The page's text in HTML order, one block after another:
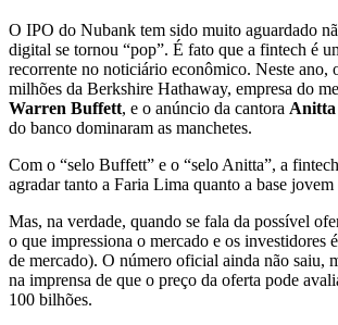
O IPO do Nubank tem sido muito aguardado
digital se tornou “pop”. É fato que a fintech é
recorrente no noticiário econômico. Neste ano,
milhões da Berkshire Hathaway, empresa do
Warren Buffett, e o anúncio da cantora Anitta
do banco dominaram as manchetes.
Com o “selo Buffett” e o “selo Anitta”, a
agradar tanto a Faria Lima quanto a base jovem
Mas, na verdade, quando se fala da possível
o que impressiona o mercado e os investidores
de mercado). O número oficial ainda não saiu,
na imprensa de que o preço da oferta pode
100 bilhões.